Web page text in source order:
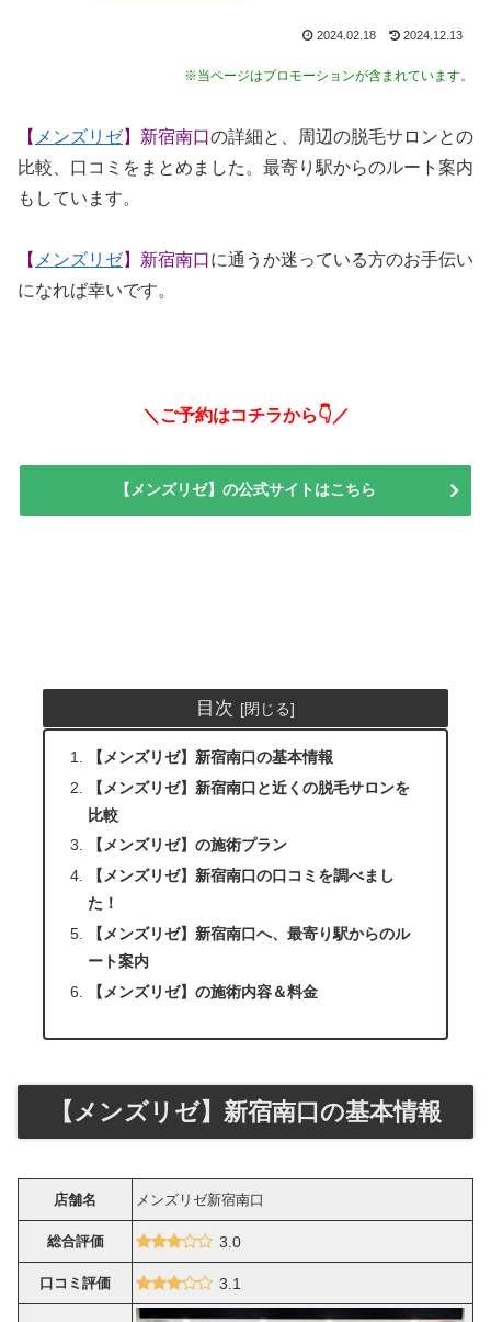
2024.02.18 2024.12.13
※当ページはプロモーションが含まれています。
【 メンズリゼ】新宿南口の詳細と、周辺の脱毛サロンとの
比較、口コミをまとめました。最寄り駅からのルート案内
もしています。
【 メンズリゼ】新宿南口に通うか迷っている方のお手伝い
になれば幸いです。
＼ご予約はコチラから👇／
【メンズリゼ】の公式サイトはこちら
目次
【メンズリゼ】新宿南口の基本情報
【メンズリゼ】新宿南口と近くの脱毛サロンを
比較
【メンズリゼ】の施術プラン
【メンズリゼ】新宿南口の口コミを調べまし
た！
【メンズリゼ】新宿南口へ、最寄り駅からのル
ート案内
【メンズリゼ】の施術内容＆料金
【メンズリゼ】新宿南口の基本情報
店舗名 メンズリゼ新宿南口
総合評価 3.0
口コミ評価 3.1